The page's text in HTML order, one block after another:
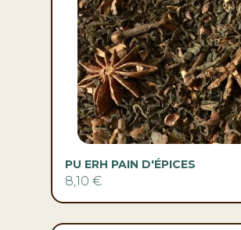
PU ERH PAIN D'ÉPICES
8,10 €